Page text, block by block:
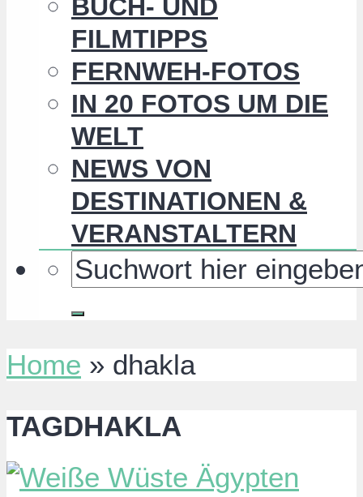
BUCH- UND
FILMTIPPS
FERNWEH-FOTOS
IN 20 FOTOS UM DIE
WELT
NEWS VON
DESTINATIONEN &
VERANSTALTERN
Home » dhakla
TAGDHAKLA